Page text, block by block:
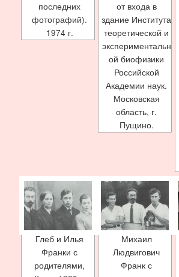
последних
фотографий).
1974 г.
от входа в
здание Института
теоретической и
экспериментальн
ой биофизики
Российской
Академии наук.
Московская
область, г.
Пущино.
Глеб и Илья
Франки с
родителями,
Михаил
Людвигович
Франк с